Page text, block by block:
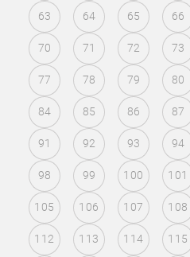
63 64 65 66
70 71 72 73
77 78 79 80
84 85 86 87
91 92 93 94
98 99 100 101
105 106 107 108
112 113 114 115